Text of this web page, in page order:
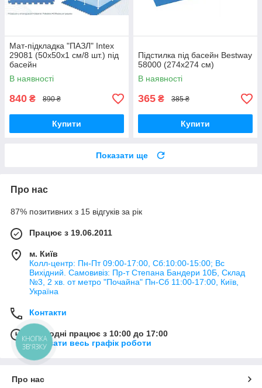
Мат-підкладка "ПАЗЛ" Intex
29081 (50х50х1 см/8 шт.) під
басейн
В наявності
840 ₴ 890 ₴
Купити
Підстилка під басейн Bestway
58000 (274х274 см)
В наявності
365 ₴ 385 ₴
Купити
Показати ще
Про нас
87% позитивних з 15 відгуків за рік
Працює з 19.06.2011
м. Київ
Колл-центр: Пн-Пт 09:00-17:00, Сб:10:00-15:00; Вс
Вихідний. Самовивіз: Пр-т Степана Бандери 10Б, Склад
№3, 2 хв. от метро "Почайна" Пн-Cб 11:00-17:00, Київ,
Україна
Контакти
Сьогодні працює з 10:00 до 17:00
Показати весь графік роботи
Про нас
КНОПКА
ЗВ'ЯЗКУ